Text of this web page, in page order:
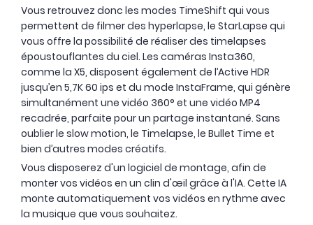
Vous retrouvez donc les modes TimeShift qui vous
permettent de filmer des hyperlapse, le StarLapse qui
vous offre la possibilité de réaliser des timelapses
époustouflantes du ciel. Les caméras Insta360,
comme la X5, disposent également de l’Active HDR
jusqu’en 5,7K 60 ips et du mode InstaFrame, qui génère
simultanément une vidéo 360° et une vidéo MP4
recadrée, parfaite pour un partage instantané. Sans
oublier le slow motion, le Timelapse, le Bullet Time et
bien d’autres modes créatifs.
Vous disposerez d'un logiciel de montage, afin de
monter vos vidéos en un clin d'œil grâce à l'IA. Cette IA
monte automatiquement vos vidéos en rythme avec
la musique que vous souhaitez.